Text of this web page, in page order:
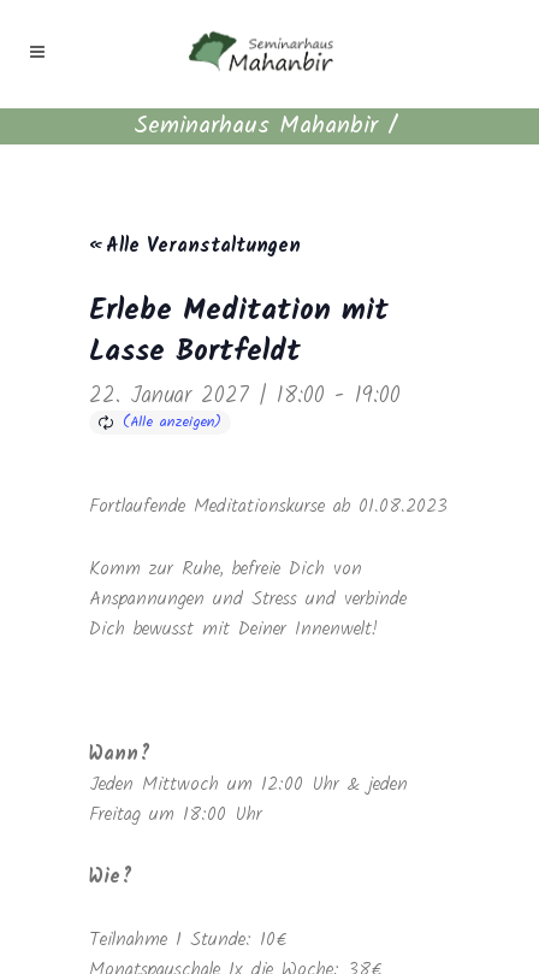
Seminarhaus Mahanbir/
« Alle Veranstaltungen
Erlebe Meditation mit
Lasse Bortfeldt
22. Januar 2027 | 18:00 - 19:00
Fortlaufende Meditationskurse ab 01.08.2023
Komm zur Ruhe, befreie Dich von
Anspannungen und Stress und verbinde
Dich bewusst mit Deiner Innenwelt!
Wann?
Jeden Mittwoch um 12:00 Uhr & jeden
Freitag um 18:00 Uhr
Wie?
Teilnahme 1 Stunde: 10€